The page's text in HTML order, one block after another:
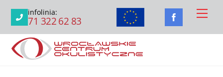
content
infolinia:
71 322 62 83